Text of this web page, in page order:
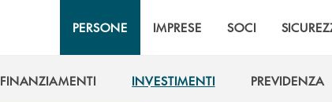
PERSONE IMPRESE SOCI
FINANZIAMENTI
INVESTIMENTI
PREVIDENZA